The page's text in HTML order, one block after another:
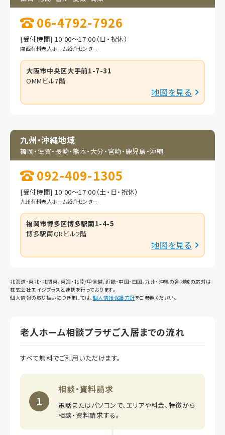
06-4792-7926
[受付時間] 10:00～17:00（日・祝休）
関西有料老人ホーム紹介センター
大阪市中央区大手前1-7-31
OMMビル7階
地図を見る
九州・沖縄地域
福岡・佐賀・長崎・熊本・大分・宮崎・鹿児島・沖縄
092-409-1305
[受付時間] 10:00～17:00（土・日・祝休）
九州有料老人ホーム紹介センター
福岡市博多区博多駅南1-4-5
博多駅南QRビル2階
地図を見る
北海道・東北・北関東、東海・北陸/甲信越、近畿・中国・四国、九州・沖縄の各地域の応対は
株式会社エイジプラスと連携を行っております。
個人情報の取り扱いにつきましては、 個人情報保護方針をご参照ください。
老人ホーム相談プラザご入居までの流れ
すべて無料でご利用いただけます。
1
相談・資料請求
電話またはパソコンで、エリアや料金、特徴から
相談・資料請求する。